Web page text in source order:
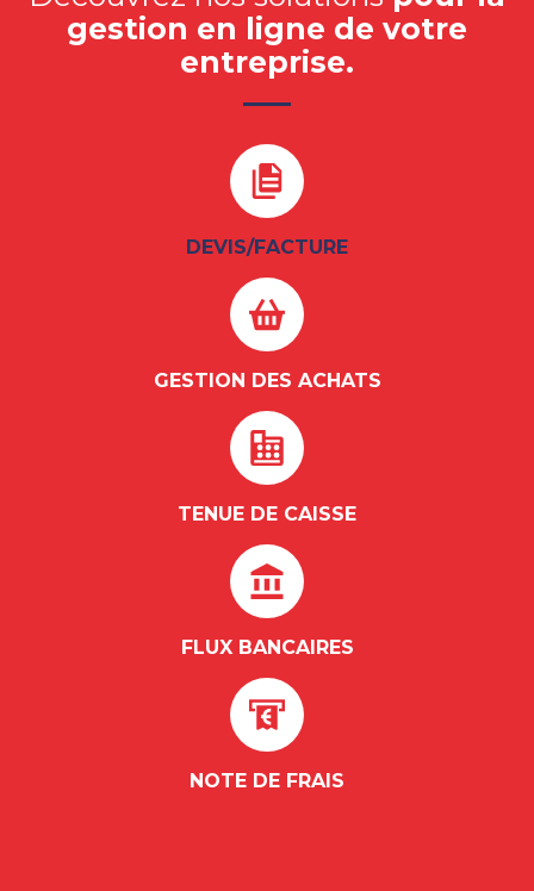
gestion en ligne de votre
entreprise.
DEVIS/FACTURE
GESTION DES ACHATS
TENUE DE CAISSE
FLUX BANCAIRES
NOTE DE FRAIS